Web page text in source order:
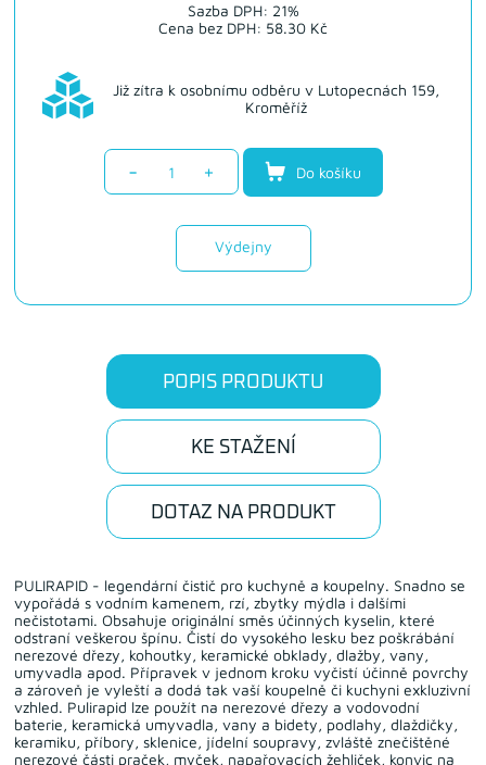
Sazba DPH: 21%
Cena bez DPH: 58.30 Kč
Již zítra k osobnímu odběru v Lutopecnách 159,
Kroměříž
- + Do košíku
Výdejny
POPIS PRODUKTU
KE STAŽENÍ
DOTAZ NA PRODUKT
PULIRAPID - legendární čistič pro kuchyně a koupelny. Snadno se
vypořádá s vodním kamenem, rzí, zbytky mýdla i dalšími
nečistotami. Obsahuje originální směs účinných kyselin, které
odstraní veškerou špínu. Čistí do vysokého lesku bez poškrábání
nerezové dřezy, kohoutky, keramické obklady, dlažby, vany,
umyvadla apod. Přípravek v jednom kroku vyčistí účinně povrchy
a zároveň je vyleští a dodá tak vaší koupelně či kuchyni exkluzivní
vzhled. Pulirapid lze použít na nerezové dřezy a vodovodní
baterie, keramická umyvadla, vany a bidety, podlahy, dlaždičky,
keramiku, příbory, sklenice, jídelní soupravy, zvláště znečištěné
nerezové části praček, myček, napařovacích žehliček, konvic na